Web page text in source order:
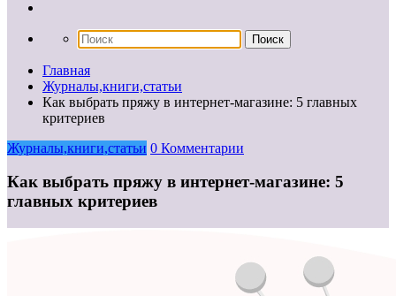
Главная
Журналы,книги,статьи
Как выбрать пряжу в интернет-магазине: 5 главных
критериев
Журналы,книги,статьи 0 Комментарии
Как выбрать пряжу в интернет-магазине: 5
главных критериев